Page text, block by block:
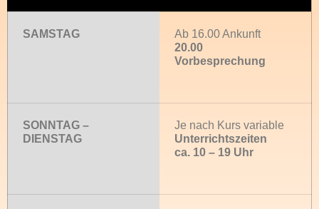
SAMSTAG
Ab 16.00 Ankunft
20.00
Vorbesprechung
SONNTAG –
DIENSTAG
Je nach Kurs variable
Unterrichtszeiten
ca. 10 – 19 Uhr